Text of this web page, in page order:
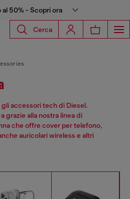
al 50% - Scopri ora
Cerca
accessori tech di Diesel.
grazie alla nostra linea di
che offre cover per telefono,
auricolari wireless e altri